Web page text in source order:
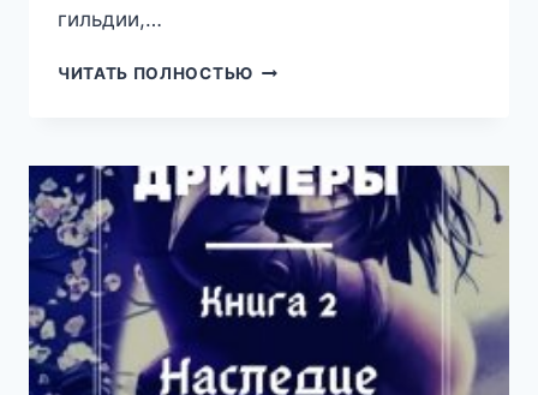
гильдии,…
ЧИТАТЬ ПОЛНОСТЬЮ ДРИМЕРЫ
(ТКАЧЕВ
СЕРГЕЙ)